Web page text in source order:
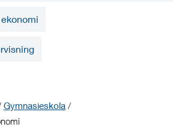
Gymnasieskola /